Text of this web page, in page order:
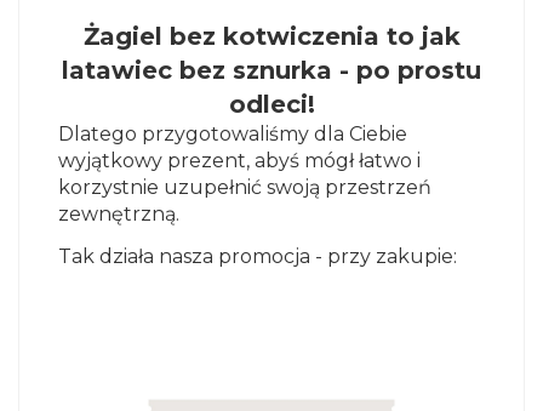
Żagiel bez kotwiczenia to jak
latawiec bez sznurka - po prostu
odleci!
Dlatego przygotowaliśmy dla Ciebie
wyjątkowy prezent, abyś mógł łatwo i
korzystnie uzupełnić swoją przestrzeń
zewnętrzną.
Tak działa nasza promocja - przy zakupie: